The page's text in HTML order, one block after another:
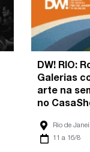
DW! RIO:
Galerias
arte na
no
Rio de
11 a 16/8